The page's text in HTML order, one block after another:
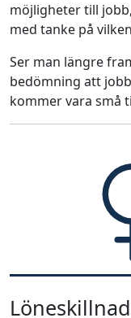
möjligheter till
med tanke på
Ser man längre
bedömning att
kommer vara små